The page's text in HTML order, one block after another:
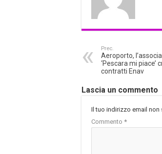
Prec.
Aeroporto,
‘Pescara mi piace’
contratti Enav
Lascia un commento
Il tuo indirizzo email
Commento *